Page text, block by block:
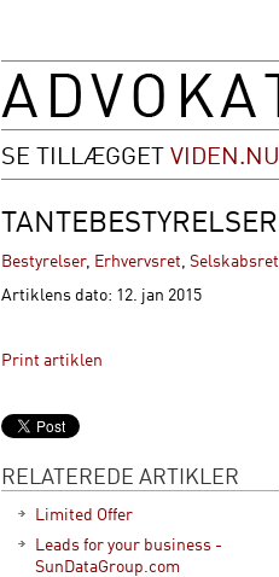
SE TILLÆGGETVIDEN.NU
TANTEBESTYRELSER
Bestyrelser, Erhvervsret Selskabsret
Artiklens dato: 12. jan 2015
Print artiklen
RELATEREDE ARTIKLER
Limited Offer
Leads for your business -
SunDataGroup.com